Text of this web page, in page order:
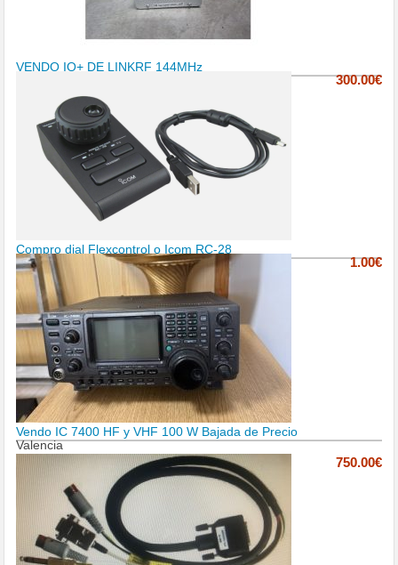
VENDO IQ+ DE LINKRF 144MHz
300.00€
Compro dial Flexcontrol o Icom RC-28
1.00€
Vendo IC 7400 HF y VHF 100 W Bajada de Precio
Valencia
750.00€